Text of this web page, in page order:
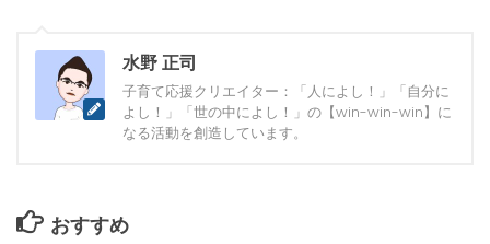
水野 正司
子育て応援クリエイター：「人によし！」「自分に
よし！」「世の中によし！」の【win-win-win】に
なる活動を創造しています。
おすすめ